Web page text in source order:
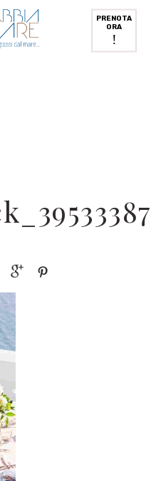
PRENOTA
ORA
!
 
( Tedesco Italiano